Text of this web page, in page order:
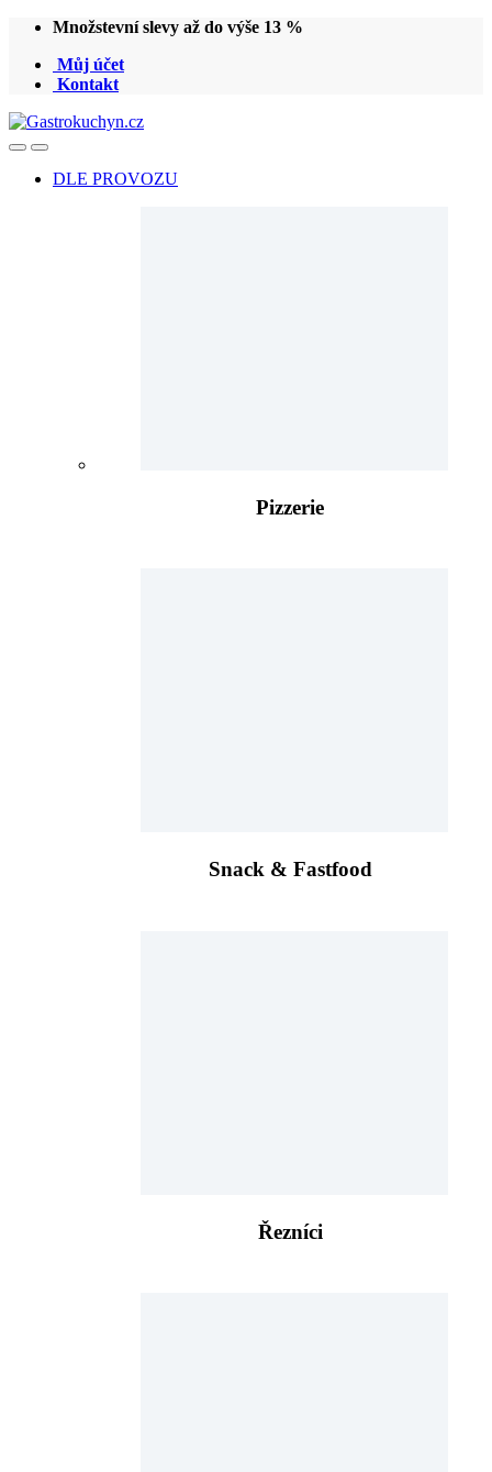
Přeskočit
navigaci
Přeskočit
obsah
Množstevní slevy až do výše 13 %
Můj účet
Kontakt
OpenClose
DLE PROVOZU
Pizzerie
Snack & Fastfood
Řezníci